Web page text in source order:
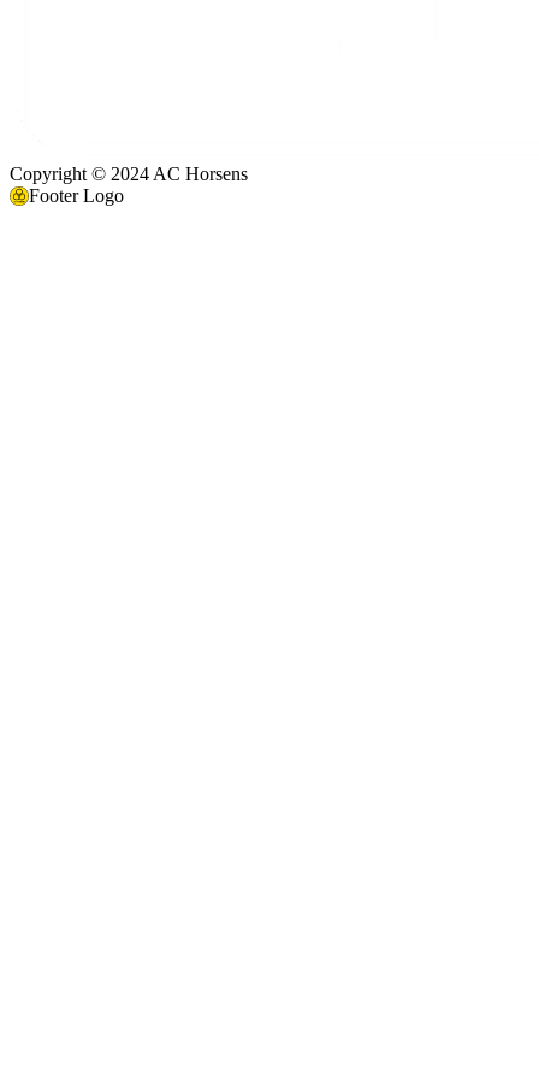
Copyright © 2024 AC Horsens
Footer Logo